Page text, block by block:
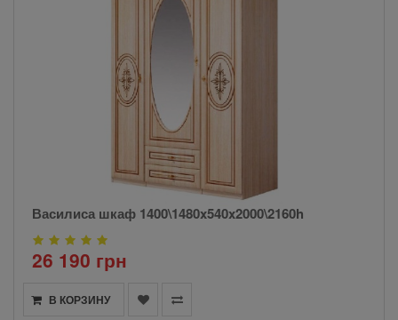
Василиса шкаф 1400\1480x540x2000\2160h
26 190 грн
В КОРЗИНУ